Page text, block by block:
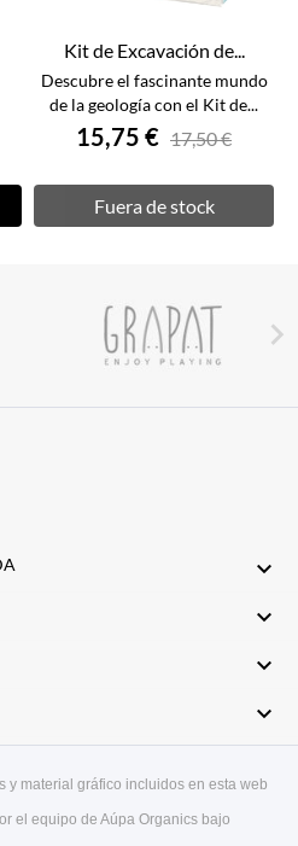
Kit de Excavación de...
Descubre el fascinante mundo
de la geología con el Kit de...
15,75 € 17,50 €
Fuera de stock





y material gráfico incluidos en esta web
el equipo de Aúpa Organics bajo